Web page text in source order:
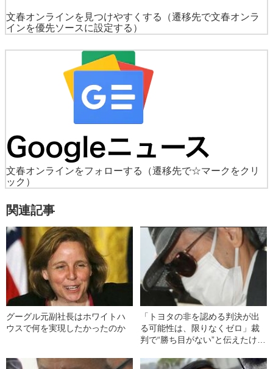
文春オンラインを見つけやすくする
（遷移先で文春オンラ
インを優先ソースに設定する）
文春オンラインをフォローする
（遷移先で☆マークをクリ
ック）
関連記事
グーグル元副社長はホワイトハ
ウスで何を実現したかったのか
「トヨタの非を認める判決が出
る可能性は、限りなくゼロ」裁
判で“勝ち目がない”と伝えたけれ
幸三を説得できなかった「長男